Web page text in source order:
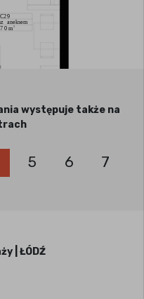
występuje także na
5 6 7
| ŁÓDŹ